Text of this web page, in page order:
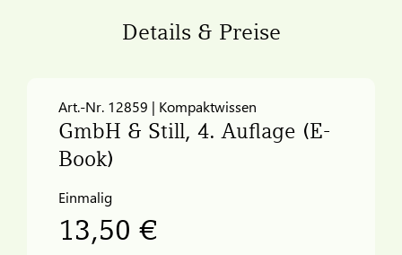
Details & Preise
Art.-Nr. 12859 | Kompaktwissen
GmbH & Still, 4. Auflage (E-
Book)
Einmalig
13,50 €